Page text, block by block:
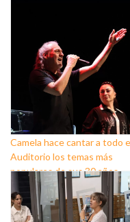
Camela hace cantar a todo
Auditorio los temas más
populares de sus 30 años
sobre los escenarios